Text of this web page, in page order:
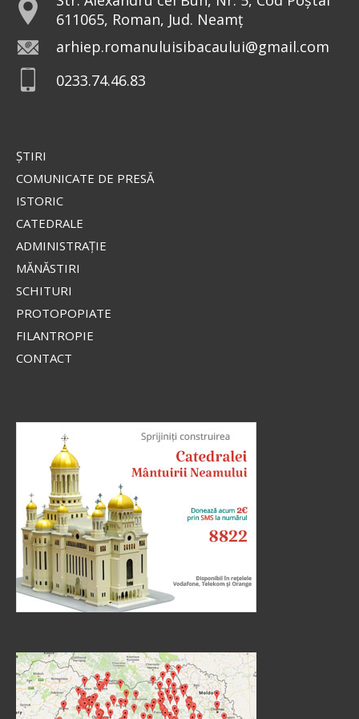
611065, Roman, Jud. Neamț
arhiep.romanuluisibacaului@gmail.com
0233.74.46.83
ŞTIRI
COMUNICATE DE PRESĂ
ISTORIC
CATEDRALE
ADMINISTRAŢIE
MĂNĂSTIRI
SCHITURI
PROTOPOPIATE
FILANTROPIE
CONTACT